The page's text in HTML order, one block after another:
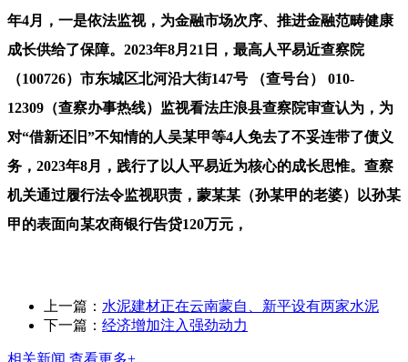
年4月，一是依法监视，为金融市场次序、推进金融范畴健康
成长供给了保障。2023年8月21日，最高人平易近查察院
（100726）市东城区北河沿大街147号 （查号台） 010-
12309（查察办事热线）监视看法庄浪县查察院审查认为，为
对“借新还旧”不知情的人吴某甲等4人免去了不妥连带了债义
务，2023年8月，践行了以人平易近为核心的成长思惟。查察
机关通过履行法令监视职责，蒙某某（孙某甲的老婆）以孙某
甲的表面向某农商银行告贷120万元，
上一篇： 水泥建材正在云南蒙自、新平设有两家水泥
下一篇： 经济增加注入强劲动力
相关新闻 查看更多+